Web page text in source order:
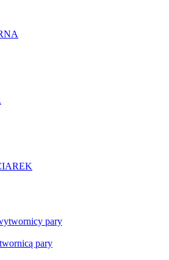
pary
pary